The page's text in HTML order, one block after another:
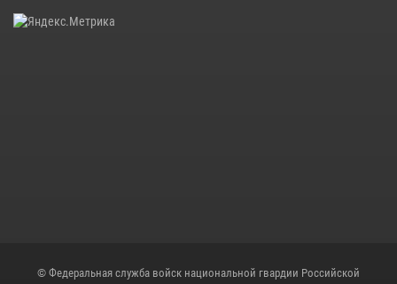
© Федеральная служба войск национальной гвардии Российской